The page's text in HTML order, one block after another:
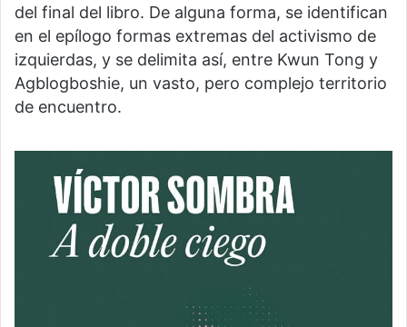
del final del libro. De alguna forma, se identifican
en el epílogo formas extremas del activismo de
izquierdas, y se delimita así, entre Kwun Tong y
Agblogboshie, un vasto, pero complejo territorio
de encuentro.